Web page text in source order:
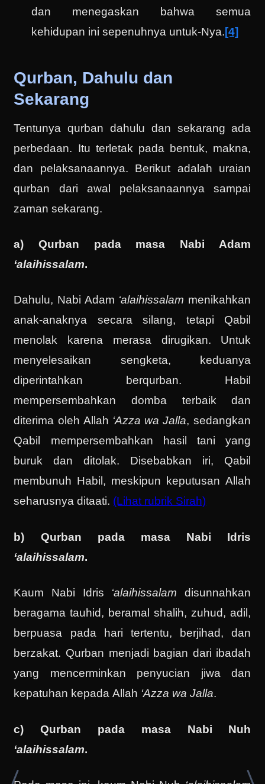
dan menegaskan bahwa semua
kehidupan ini sepenuhnya untuk-Nya.[4]
Qurban, Dahulu dan
Sekarang
Tentunya qurban dahulu dan sekarang ada
perbedaan. Itu terletak pada bentuk, makna,
dan pelaksanaannya. Berikut adalah uraian
qurban dari awal pelaksanaannya sampai
zaman sekarang.
a) Qurban pada masa Nabi Adam
‘alaihissalam.
Dahulu, Nabi Adam ‘alaihissalam menikahkan
anak-anaknya secara silang, tetapi Qabil
menolak karena merasa dirugikan. Untuk
menyelesaikan sengketa, keduanya
diperintahkan berqurban. Habil
mempersembahkan domba terbaik dan
diterima oleh Allah ‘Azza wa Jalla, sedangkan
Qabil mempersembahkan hasil tani yang
buruk dan ditolak. Disebabkan iri, Qabil
membunuh Habil, meskipun keputusan Allah
seharusnya ditaati. (Lihat rubrik Sirah)
b) Qurban pada masa Nabi Idris
‘alaihissalam.
Kaum Nabi Idris ‘alaihissalam disunnahkan
beragama tauhid, beramal shalih, zuhud, adil,
berpuasa pada hari tertentu, berjihad, dan
berzakat. Qurban menjadi bagian dari ibadah
yang mencerminkan penyucian jiwa dan
kepatuhan kepada Allah ‘Azza wa Jalla.
c) Qurban pada masa Nabi Nuh
‘alaihissalam.